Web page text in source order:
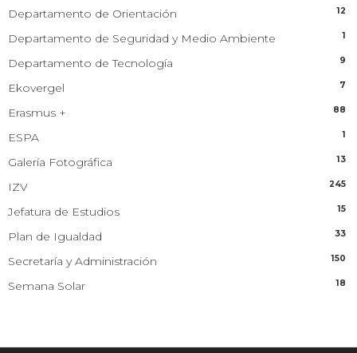
Departamento de Orientación 12
Departamento de Seguridad y Medio Ambiente 1
Departamento de Tecnología 9
Ekovergel 7
Erasmus + 88
ESPA 1
Galería Fotográfica 13
IZV 245
Jefatura de Estudios 15
Plan de Igualdad 33
Secretaría y Administración 150
Semana Solar 18